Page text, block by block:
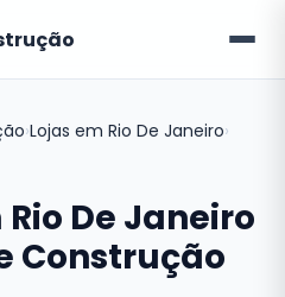
›Lojas em Rio De Janeiro›
De Janeiro
Construção